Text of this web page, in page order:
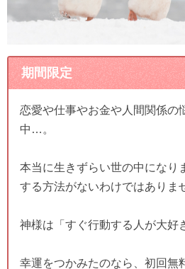
期間限定
恋愛や仕事やお金や人間関係の
中…。
本当に生きずらい世の中になり
する方法がないわけではありま
神様は「すぐ行動する人が大好
幸運をつかみたのなら、初回無